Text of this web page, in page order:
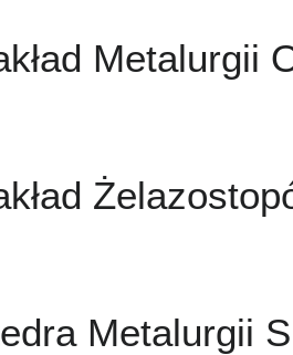
Metalurgii
Metalurgii